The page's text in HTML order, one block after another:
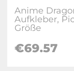
Anime
Aufkleber,
Größe
€69.57